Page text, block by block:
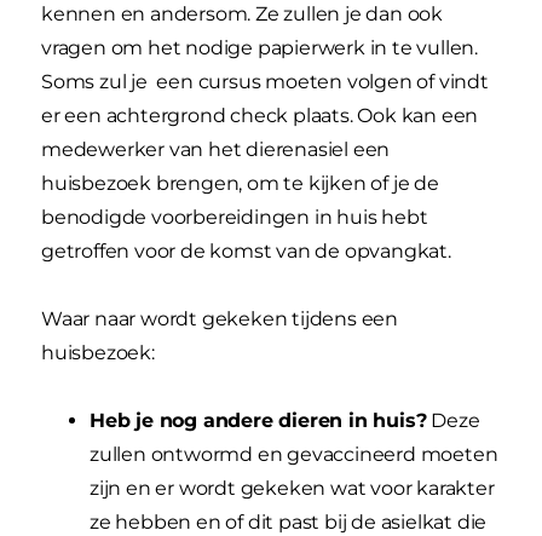
kennen en andersom. Ze zullen je dan ook
vragen om het nodige papierwerk in te vullen.
Soms zul je een cursus moeten volgen of vindt
er een achtergrond check plaats. Ook kan een
medewerker van het dierenasiel een
huisbezoek brengen, om te kijken of je de
benodigde voorbereidingen in huis hebt
getroffen voor de komst van de opvangkat.
Waar naar wordt gekeken tijdens een
huisbezoek:
Heb je nog andere dieren in huis?Deze
zullen ontwormd en gevaccineerd moeten
zijn en er wordt gekeken wat voor karakter
ze hebben en of dit past bij de asielkat die